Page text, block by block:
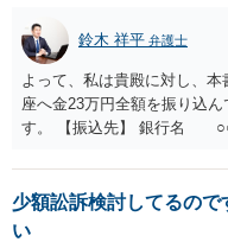
鈴木 祥平 弁護士
よって、私は貴殿に対し、
座へ金23万円全額を振り込
す。 【振込先】 銀行名
されない場合には、貴殿に
し、やむを得ず、返還金23
を求める民事訴訟、支払督促
少額訟訴検討してるの
い